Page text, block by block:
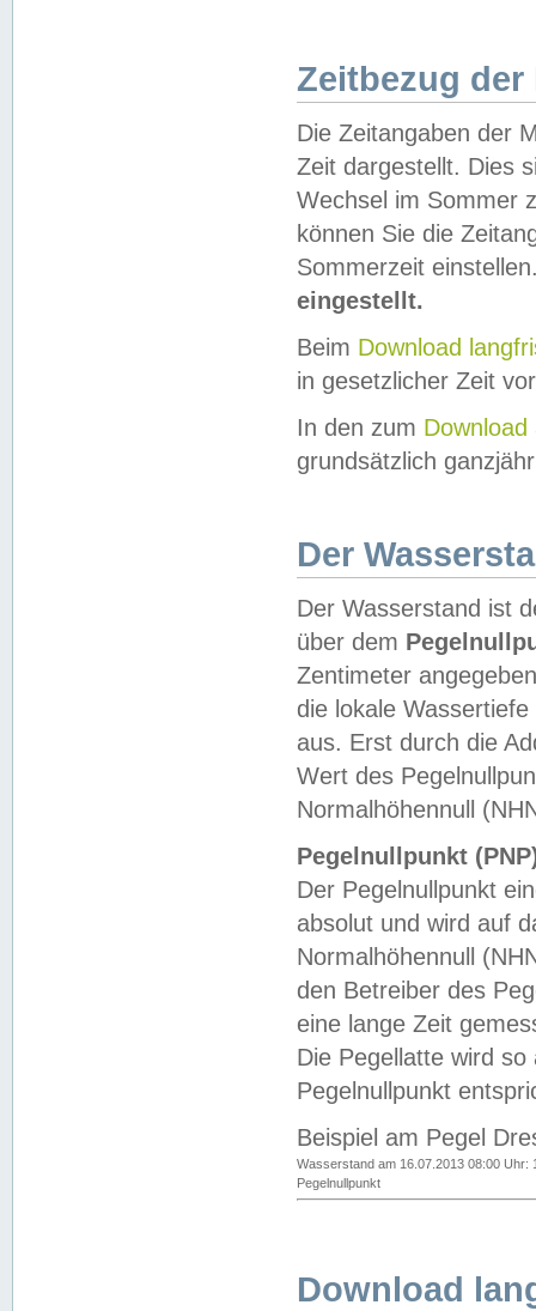
Zeitbezug der
Die Zeitangaben der
Zeit dargestellt. Dies
Wechsel im Sommer
können Sie die
Sommerzeit
eingestellt.
Beim Download
in gesetzlicher Zeit
In den zum Download
grundsätzlich
Der
Der Wasserstand ist
über dem
Zentimeter
die lokale
aus. Erst durch die
Wert des
Normalhöhennull
Pegelnullpunkt
Der Pegelnullpunkt
absolut und wird auf
Normalhöhennull
den Betreiber des
eine lange Zeit
Die Pegellatte wird
Pegelnullpunkt
Beispiel am Pegel
Wasserstand am 16.07.2013 08:00 Uhr:
Pegelnullpunkt
Download